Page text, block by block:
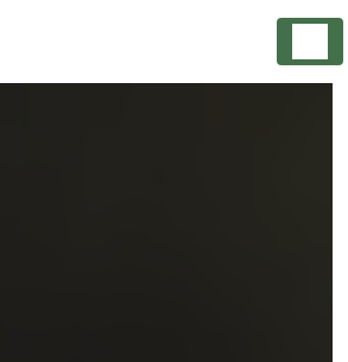
cookies